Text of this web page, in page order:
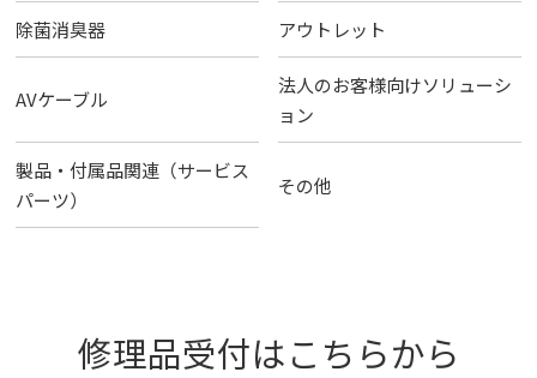
除菌消臭器 アウトレット
AVケーブル
法人のお客様向けソリューシ
ョン
製品・付属品関連（サービス
パーツ）
その他
修理品受付はこちらから